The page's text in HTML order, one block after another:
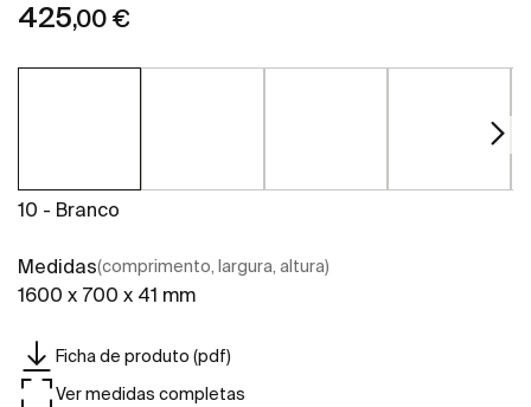
425,00 €
10 - Branco
Medidas(comprimento, largura, altura)
1600 x 700 x 41 mm
Ficha de produto (pdf)
Ver medidas completas